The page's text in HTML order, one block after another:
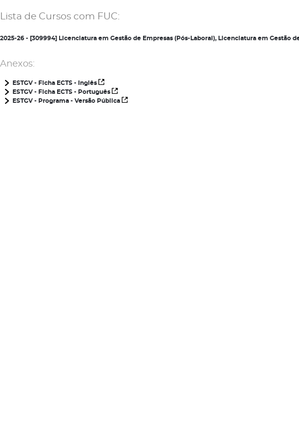
Lista de Cursos com FUC:
2025-26 - [309994] Licenciatura em Gestão de Empresas (Pós-Laboral), Licenciatura em Gestão
Anexos:
ESTGV - Ficha ECTS - Inglês
ESTGV - Ficha ECTS - Português
ESTGV - Programa - Versão Pública